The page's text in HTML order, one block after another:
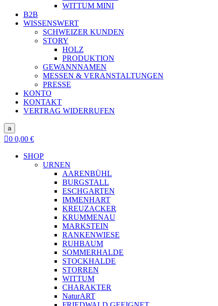
WITTUM MINI
B2B
WISSENSWERT
SCHWEIZER KUNDEN
STORY
HOLZ
PRODUKTION
GEWANNNAMEN
MESSEN & VERANSTALTUNGEN
PRESSE
KONTO
KONTAKT
VERTRAG WIDERRUFEN
a
0 0,00 €
SHOP
URNEN
AARENBÜHL
BURGSTALL
ESCHGARTEN
IMMENHART
KREUZACKER
KRUMMENAU
MARKSTEIN
RANKENWIESE
RUHBAUM
SOMMERHALDE
STOCKHALDE
STORREN
WITTUM
CHARAKTER
NaturART